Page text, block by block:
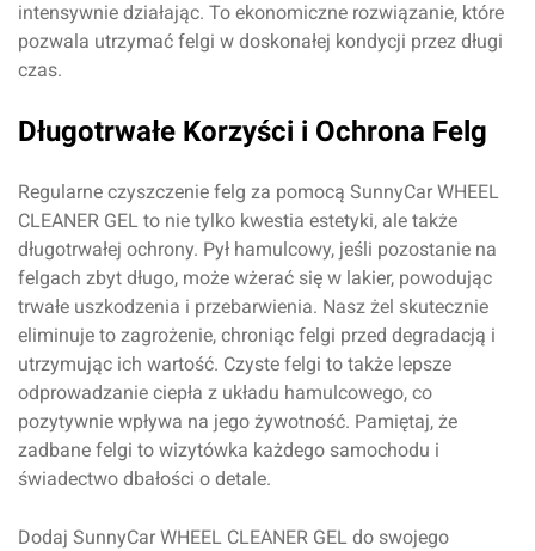
intensywnie działając. To ekonomiczne rozwiązanie, które
pozwala utrzymać felgi w doskonałej kondycji przez długi
czas.
Długotrwałe Korzyści i Ochrona Felg
Regularne czyszczenie felg za pomocą SunnyCar WHEEL
CLEANER GEL to nie tylko kwestia estetyki, ale także
długotrwałej ochrony. Pył hamulcowy, jeśli pozostanie na
felgach zbyt długo, może wżerać się w lakier, powodując
trwałe uszkodzenia i przebarwienia. Nasz żel skutecznie
eliminuje to zagrożenie, chroniąc felgi przed degradacją i
utrzymując ich wartość. Czyste felgi to także lepsze
odprowadzanie ciepła z układu hamulcowego, co
pozytywnie wpływa na jego żywotność. Pamiętaj, że
zadbane felgi to wizytówka każdego samochodu i
świadectwo dbałości o detale.
Dodaj SunnyCar WHEEL CLEANER GEL do swojego
Oceń produkt
Imię i nazwisko*
Komentarz*